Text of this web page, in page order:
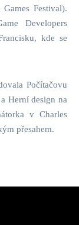
Festival).
Developers
kde se
Počítačovu
Herní design na
v Charles
přesahem.